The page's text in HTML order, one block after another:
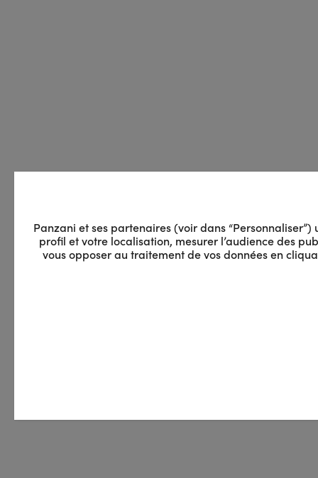
Panzani et ses partenaires (voir dans
profil et votre localisation, mesurer l’audience des
vous opposer au traitement de vos données en